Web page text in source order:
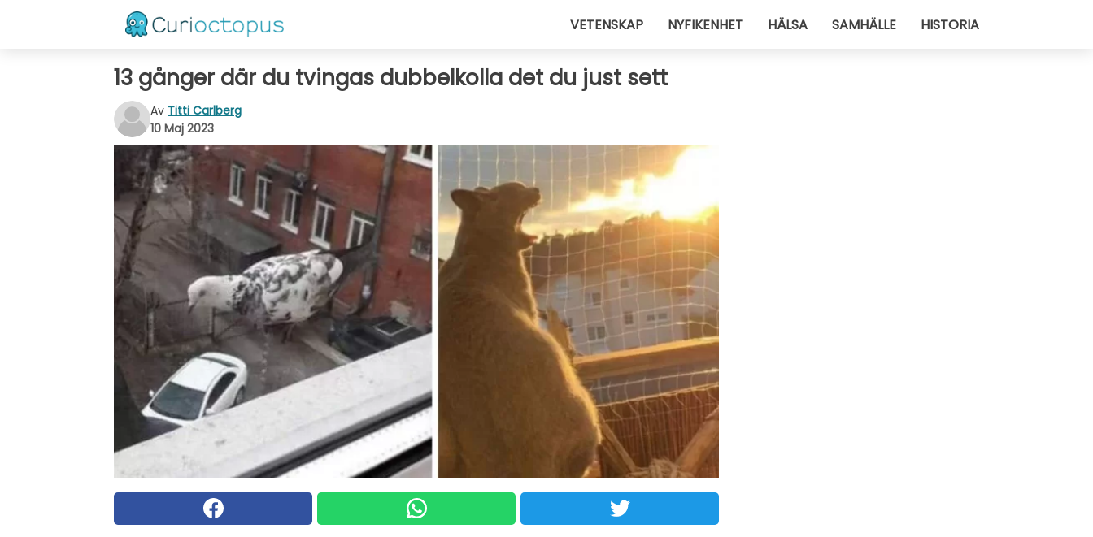
VETENSKAP NYFIKENHET HÄLSA SAMHÄLLE HISTORIA
13 gånger där du tvingas dubbelkolla det du just sett
Av Titti Carlberg
10 Maj 2023